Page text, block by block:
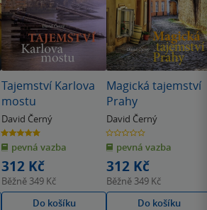
Tajemství Karlova
mostu
David Černý
5.0
z
5
hvězdiček
pevná vazba
312 Kč
Běžně 349 Kč
Do košíku
Magická tajemství
Prahy
David Černý
0.0
z
5
hvězdiček
pevná vazba
312 Kč
Běžně 349 Kč
Do košíku